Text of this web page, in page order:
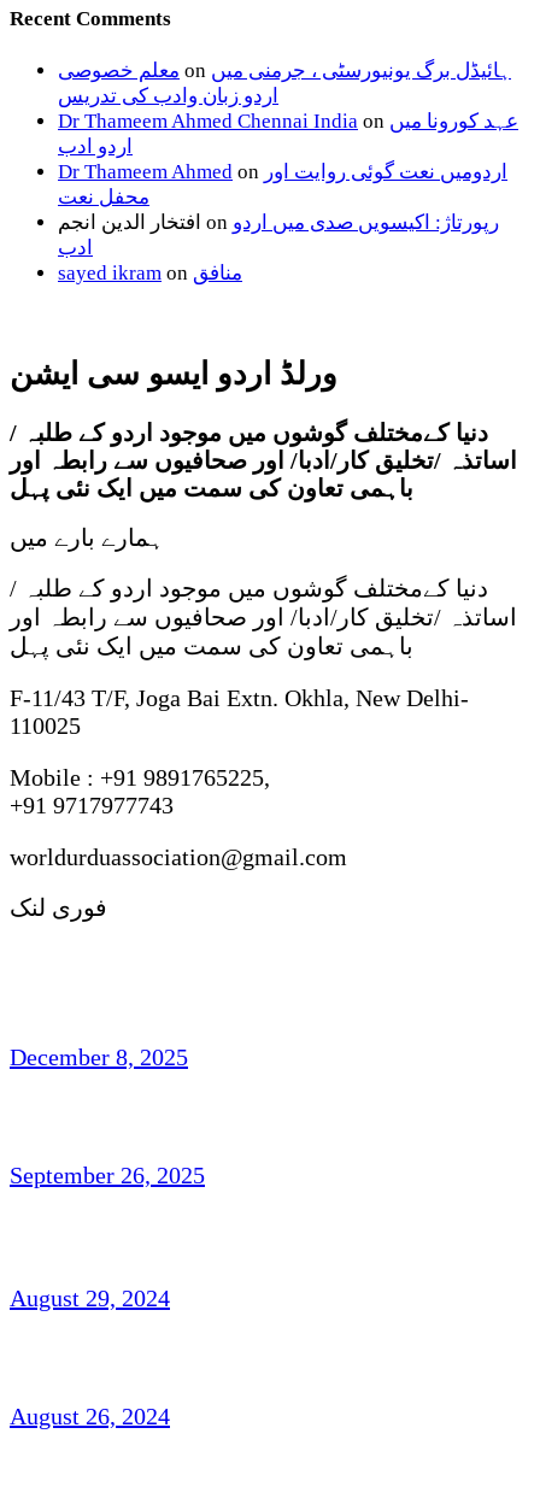
Recent Comments
معلم خصوصی on ہائیڈل برگ یونیورسٹی ، جرمنی میں
اردو زبان وادب کی تدریس
Dr Thameem Ahmed Chennai India on عہد کورونا میں
اردو ادب
Dr Thameem Ahmed on اردومیں نعت گوئی روایت اور
محفل نعت
افتخار الدین انجم on رپورتاژ: اکیسویں صدی میں اردو
ادب
sayed ikram on منافق
ورلڈ اردو ایسو سی ایشن
دنیا کےمختلف گوشوں میں موجود اردو کے طلبہ /
اساتذہ /تخلیق کار/ادبا/ اور صحافیوں سے رابطہ اور
باہمی تعاون کی سمت میں ایک نئی پہل
ہمارے بارے میں
دنیا کےمختلف گوشوں میں موجود اردو کے طلبہ /
اساتذہ /تخلیق کار/ادبا/ اور صحافیوں سے رابطہ اور
باہمی تعاون کی سمت میں ایک نئی پہل
F-11/43 T/F, Joga Bai Extn. Okhla, New Delhi-
110025
Mobile : +91 9891765225,
+91 9717977743
worldurduassociation@gmail.com
فوری لنک
December 8, 2025
September 26, 2025
August 29, 2024
August 26, 2024